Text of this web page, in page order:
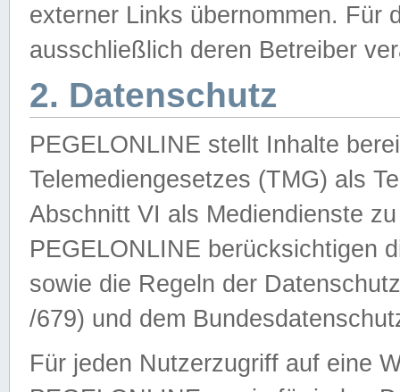
externer Links übernommen. Für
ausschließlich deren Betreiber
2. Datenschutz
PEGELONLINE stellt Inhalte
Telemediengesetzes (TMG) als
Abschnitt VI als Mediendienste
PEGELONLINE berücksichtigen
sowie die Regeln der
/679) und dem
Für jeden Nutzerzugriff auf eine